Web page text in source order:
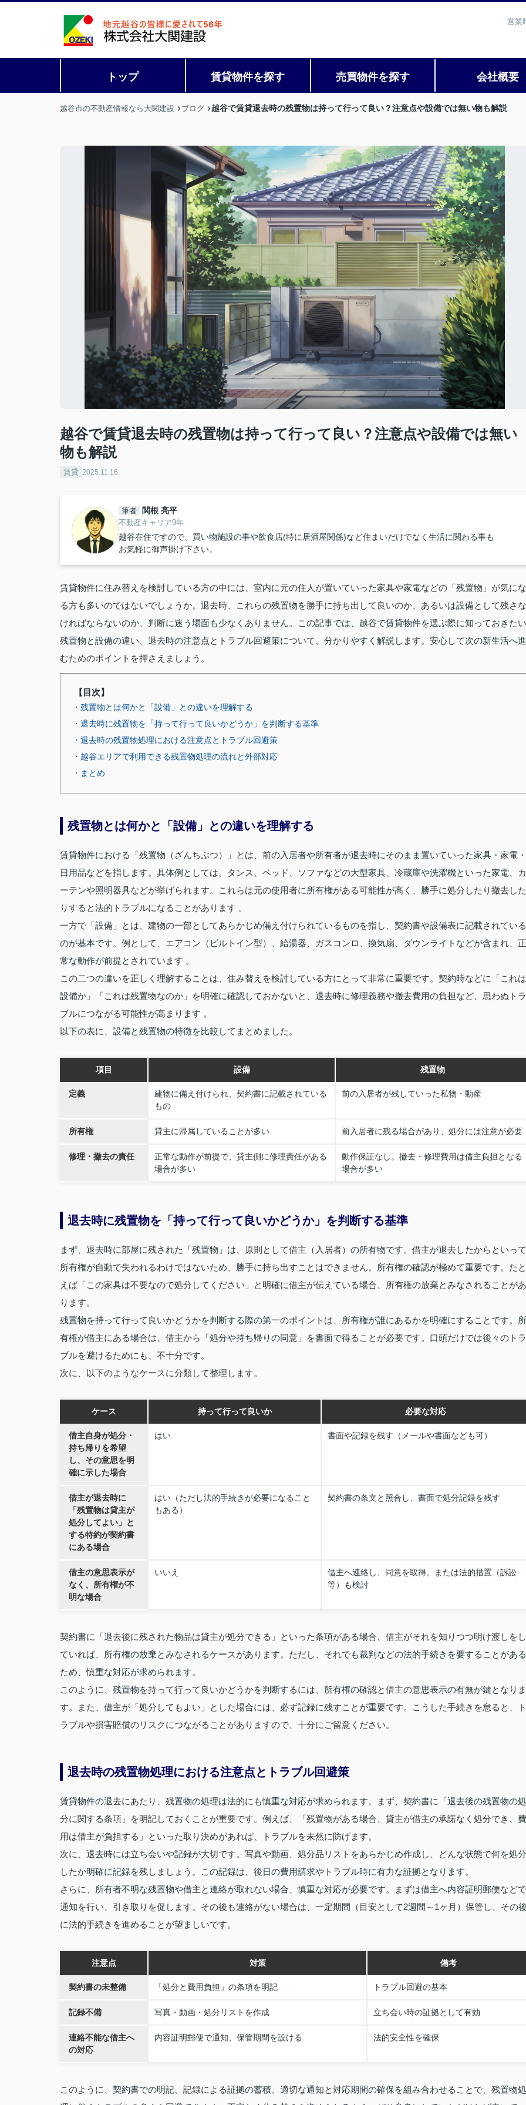
営業
トップ 賃貸物件を探す 売買物件を探す 会社概要
越谷市の不動産情報なら大関建設 ブログ 越谷で賃貸退去時の残置物は持って行って良い？注意点や設備では無い物も解説
越谷で賃貸退去時の残置物は持って行って良い？注意点や設備では無い
物も解説
賃貸 2025.11.16
筆者 関根 亮平
不動産キャリア9年
越谷在住ですので、買い物施設の事や飲食店(特に居酒屋関係)など住まいだけでなく生活に関わる事も
お気軽に御声掛け下さい。
賃貸物件に住み替えを検討している方の中には、室内に元の住人が置いていった家具や家電などの「残置物」が気にな
る方も多いのではないでしょうか。退去時、これらの残置物を勝手に持ち出して良いのか、あるいは設備として残さな
ければならないのか、判断に迷う場面も少なくありません。この記事では、越谷で賃貸物件を選ぶ際に知っておきたい
残置物と設備の違い、退去時の注意点とトラブル回避策について、分かりやすく解説します。安心して次の新生活へ進
むためのポイントを押さえましょう。
【目次】
・残置物とは何かと「設備」との違いを理解する
・退去時に残置物を「持って行って良いかどうか」を判断する基準
・退去時の残置物処理における注意点とトラブル回避策
・越谷エリアで利用できる残置物処理の流れと外部対応
・まとめ
残置物とは何かと「設備」との違いを理解する
賃貸物件における「残置物（ざんちぶつ）」とは、前の入居者や所有者が退去時にそのまま置いていった家具・家電・
日用品などを指します。具体例としては、タンス、ベッド、ソファなどの大型家具、冷蔵庫や洗濯機といった家電、カ
ーテンや照明器具などが挙げられます。これらは元の使用者に所有権がある可能性が高く、勝手に処分したり撤去した
りすると法的トラブルになることがあります 。
一方で「設備」とは、建物の一部としてあらかじめ備え付けられているものを指し、契約書や設備表に記載されている
のが基本です。例として、エアコン（ビルトイン型）、給湯器、ガスコンロ、換気扇、ダウンライトなどが含まれ、正
常な動作が前提とされています 。
この二つの違いを正しく理解することは、住み替えを検討している方にとって非常に重要です。契約時などに「これは
設備か」「これは残置物なのか」を明確に確認しておかないと、退去時に修理義務や撤去費用の負担など、思わぬトラ
ブルにつながる可能性が高まります 。
以下の表に、設備と残置物の特徴を比較してまとめました。
項目 設備 残置物
定義
建物に備え付けられ、契約書に記載されている
もの
前の入居者が残していった私物・動産
所有権 貸主に帰属していることが多い 前入居者に残る場合があり、処分には注意が必要
修理・撤去の責任
正常な動作が前提で、貸主側に修理責任がある
場合が多い
動作保証なし。撤去・修理費用は借主負担となる
場合が多い
退去時に残置物を「持って行って良いかどうか」を判断する基準
まず、退去時に部屋に残された「残置物」は、原則として借主（入居者）の所有物です。借主が退去したからといって
所有権が自動で失われるわけではないため、勝手に持ち出すことはできません。所有権の確認が極めて重要です。たと
えば「この家具は不要なので処分してください」と明確に借主が伝えている場合、所有権の放棄とみなされることがあ
ります。
残置物を持って行って良いかどうかを判断する際の第一のポイントは、所有権が誰にあるかを明確にすることです。所
有権が借主にある場合は、借主から「処分や持ち帰りの同意」を書面で得ることが必要です。口頭だけでは後々のトラ
ブルを避けるためにも、不十分です。
次に、以下のようなケースに分類して整理します。
ケース 持って行って良いか 必要な対応
借主自身が処分・
持ち帰りを希望
し、その意思を明
確に示した場合
はい 書面や記録を残す（メールや書面なども可）
借主が退去時に
「残置物は貸主が
処分してよい」と
する特約が契約書
にある場合
はい（ただし法的手続きが必要になること
もある）
契約書の条文と照合し、書面で処分記録を残す
借主の意思表示が
なく、所有権が不
明な場合
いいえ
借主へ連絡し、同意を取得。または法的措置（訴訟
等）も検討
契約書に「退去後に残された物品は貸主が処分できる」といった条項がある場合、借主がそれを知りつつ明け渡しをし
ていれば、所有権の放棄とみなされるケースがあります。ただし、それでも裁判などの法的手続きを要することがある
ため、慎重な対応が求められます。
このように、残置物を持って行って良いかどうかを判断するには、所有権の確認と借主の意思表示の有無が鍵となりま
す。また、借主が「処分してもよい」とした場合には、必ず記録に残すことが重要です。こうした手続きを怠ると、ト
ラブルや損害賠償のリスクにつながることがありますので、十分にご留意ください。
退去時の残置物処理における注意点とトラブル回避策
賃貸物件の退去にあたり、残置物の処理は法的にも慎重な対応が求められます。まず、契約書に「退去後の残置物の処
分に関する条項」を明記しておくことが重要です。例えば、「残置物がある場合、貸主が借主の承諾なく処分でき、費
用は借主が負担する」といった取り決めがあれば、トラブルを未然に防げます。
次に、退去時には立ち会いや記録が大切です。写真や動画、処分品リストをあらかじめ作成し、どんな状態で何を処分
したか明確に記録を残しましょう。この記録は、後日の費用請求やトラブル時に有力な証拠となります。
さらに、所有者不明な残置物や借主と連絡が取れない場合、慎重な対応が必要です。まずは借主へ内容証明郵便などで
通知を行い、引き取りを促します。その後も連絡がない場合は、一定期間（目安として2週間～1ヶ月）保管し、その
に法的手続きを進めることが望ましいです。
注意点 対策 備考
契約書の未整備 「処分と費用負担」の条項を明記 トラブル回避の基本
記録不備 写真・動画・処分リストを作成 立ち会い時の証拠として有効
連絡不能な借主へ
の対応
内容証明郵便で通知、保管期間を設ける 法的安全性を確保
このように、契約書での明記、記録による証拠の蓄積、適切な通知と対応期間の確保を組み合わせることで、残置物処